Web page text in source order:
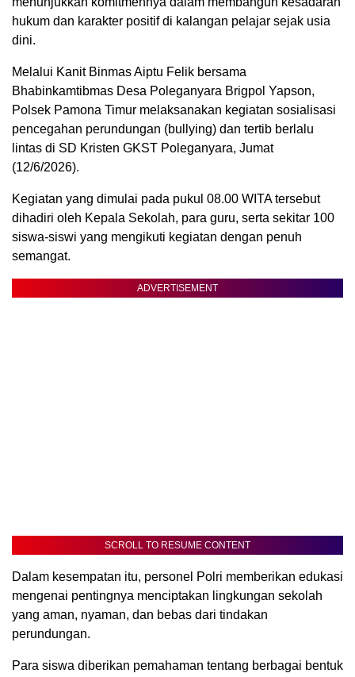
hukum dan karakter positif di kalangan pelajar sejak usia
dini.
Melalui Kanit Binmas Aiptu Felik bersama
Bhabinkamtibmas Desa Poleganyara Brigpol Yapson,
Polsek Pamona Timur melaksanakan kegiatan sosialisasi
pencegahan perundungan (bullying) dan tertib berlalu
lintas di SD Kristen GKST Poleganyara, Jumat
(12/6/2026).
Kegiatan yang dimulai pada pukul 08.00 WITA tersebut
dihadiri oleh Kepala Sekolah, para guru, serta sekitar 100
siswa-siswi yang mengikuti kegiatan dengan penuh
semangat.
ADVERTISEMENT
SCROLL TO RESUME CONTENT
Dalam kesempatan itu, personel Polri memberikan edukasi
mengenai pentingnya menciptakan lingkungan sekolah
yang aman, nyaman, dan bebas dari tindakan
perundungan.
Para siswa diberikan pemahaman tentang berbagai bentuk